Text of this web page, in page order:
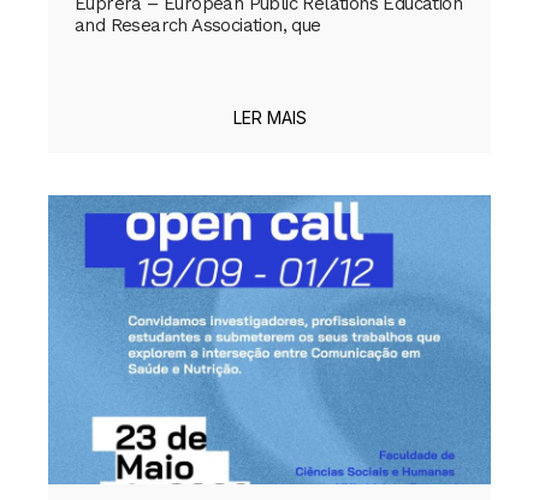
and Research Association, que
LER MAIS